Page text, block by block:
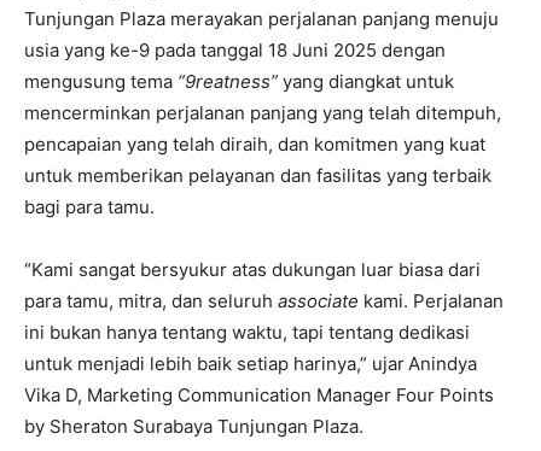
Tunjungan Plaza merayakan perjalanan panjang menuju
usia yang ke-9 pada tanggal 18 Juni 2025 dengan
mengusung tema “9reatness” yang diangkat untuk
mencerminkan perjalanan panjang yang telah ditempuh,
pencapaian yang telah diraih, dan komitmen yang kuat
untuk memberikan pelayanan dan fasilitas yang terbaik
bagi para tamu.
“Kami sangat bersyukur atas dukungan luar biasa dari
para tamu, mitra, dan seluruh associate kami. Perjalanan
ini bukan hanya tentang waktu, tapi tentang dedikasi
untuk menjadi lebih baik setiap harinya,” ujar Anindya
Vika D, Marketing Communication Manager Four Points
by Sheraton Surabaya Tunjungan Plaza.